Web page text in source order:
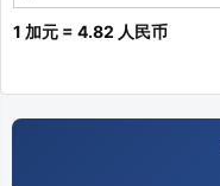
1 加元 = 4.82 人民币